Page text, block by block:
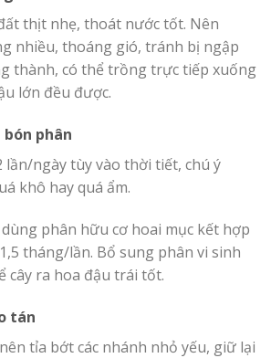
thịt nhẹ, thoát nước tốt. Nên
nhiều, thoáng gió, tránh bị ngập
thành, có thể trồng trực tiếp xuống
lớn đều được.
phân
lần/ngày tùy vào thời tiết, chú ý
khô hay quá ẩm.
phân hữu cơ hoai mục kết hợp
tháng/lần. Bổ sung phân vi sinh
cây ra hoa đậu trái tốt.
tán
tỉa bớt các nhánh nhỏ yếu, giữ lại